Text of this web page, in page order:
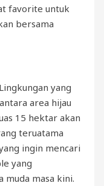
favorite untuk
bersama
yang
area hijau
15 hektar akan
teruatama
ingin mencari
yang
muda masa kini.